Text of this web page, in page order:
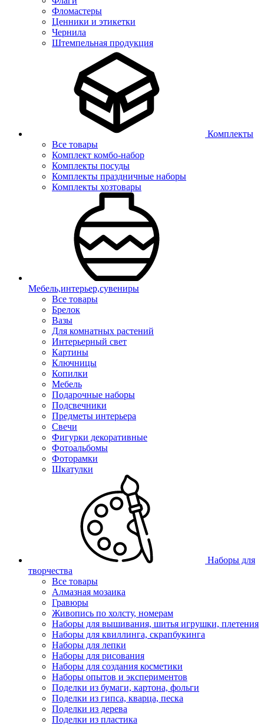
Фломастеры
Ценники и этикетки
Чернила
Штемпельная продукция
Комплекты
Все товары
Комплект комбо-набор
Комплекты посуды
Комплекты праздничные наборы
Комплекты хозтовары
Мебель,интерьер,сувениры
Все товары
Брелок
Вазы
Для комнатных растений
Интерьерный свет
Картины
Ключницы
Копилки
Мебель
Подарочные наборы
Подсвечники
Предметы интерьера
Свечи
Фигурки декоративные
Фотоальбомы
Фоторамки
Шкатулки
Наборы для
творчества
Все товары
Алмазная мозаика
Гравюры
Живопись по холсту, номерам
Наборы для вышивания, шитья игрушки, плетения
Наборы для квиллинга, скрапбукинга
Наборы для лепки
Наборы для рисования
Наборы для создания косметики
Наборы опытов и экспериментов
Поделки из бумаги, картона, фольги
Поделки из гипса, кварца, песка
Поделки из дерева
Поделки из пластика